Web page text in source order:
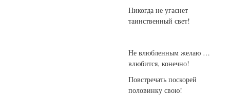
Никогда не угаснет
таинственный свет!
Не влюбленным желаю …
влюбится, конечно!
Повстречать поскорей
половинку свою!